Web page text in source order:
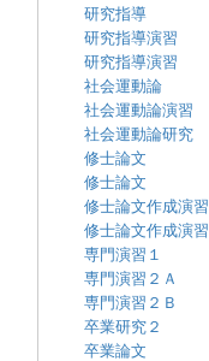
研究指導
研究指導演習
研究指導演習
社会運動論
社会運動論演習
社会運動論研究
修士論文
修士論文
修士論文作成演習
修士論文作成演習
専門演習１
専門演習２Ａ
専門演習２Ｂ
卒業研究２
卒業論文